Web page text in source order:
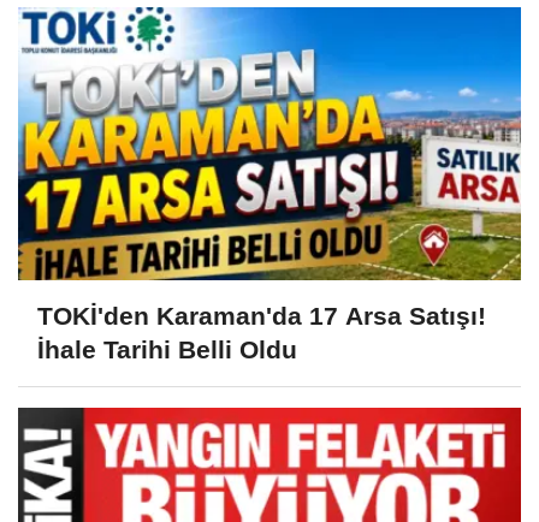
TOKİ'den Karaman'da 17 Arsa Satışı!
İhale Tarihi Belli Oldu